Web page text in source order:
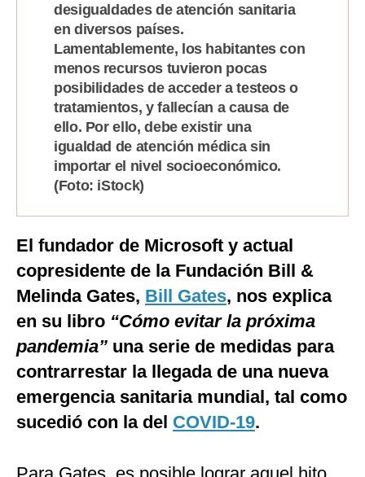
desigualdades de atención sanitaria
en diversos países.
Lamentablemente, los habitantes con
menos recursos tuvieron pocas
posibilidades de acceder a testeos o
tratamientos, y fallecían a causa de
ello. Por ello, debe existir una
igualdad de atención médica sin
importar el nivel socioeconómico.
(Foto: iStock)
El fundador de Microsoft y actual
copresidente de la Fundación Bill &
Melinda Gates, Bill Gates, nos explica
en su libro “Cómo evitar la próxima
pandemia” una serie de medidas para
contrarrestar la llegada de una nueva
emergencia sanitaria mundial, tal como
sucedió con la del COVID-19.